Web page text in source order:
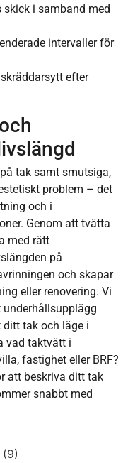
i samband med
intervaller för
efter
tak samt smutsiga,
problem – det
och i
Genom att tvätta
med rätt
på
och skapar
eller renovering. Vi
tak och läge i
vad taktvätt i
fastighet eller BRF?
att beskriva ditt tak
snabbt med